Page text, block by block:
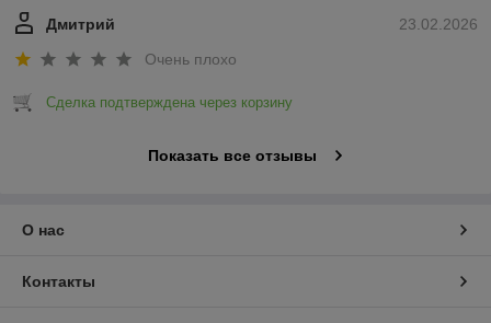
23.02.2026
Дмитрий
Очень плохо
Сделка подтверждена через корзину
Показать все отзывы
О нас
Контакты